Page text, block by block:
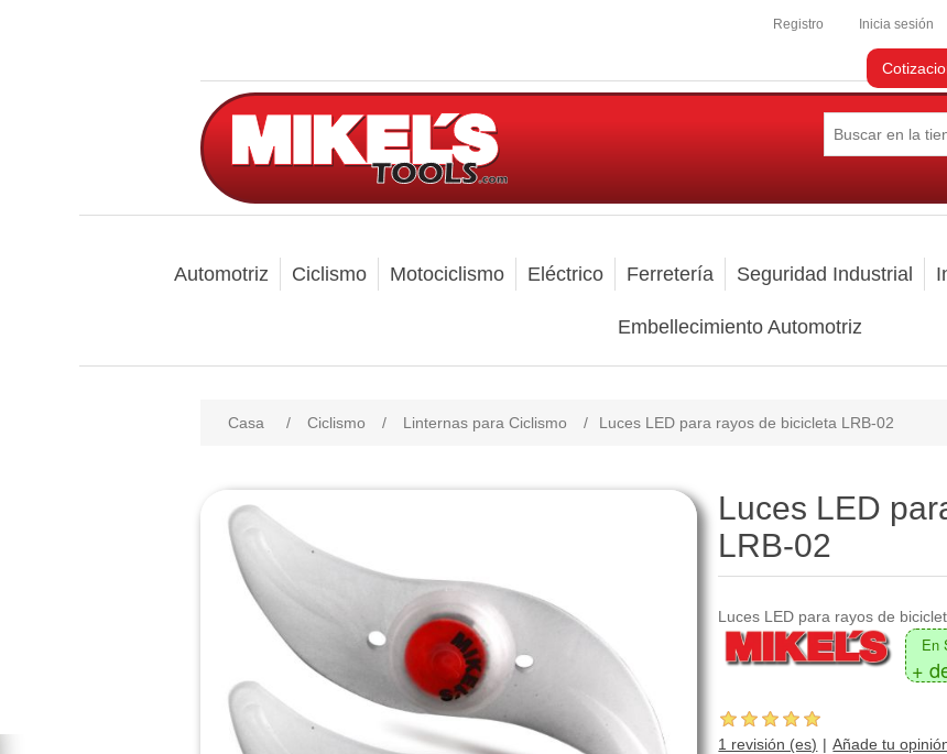
Registro Inicia sesión
Automotriz Ciclismo Motociclismo Eléctrico Ferretería Seguridad Industrial
Embellecimiento Automotriz
Casa / Ciclismo / Linternas para Ciclismo / Luces LED para rayos de bicicleta LRB-02
Luces LED
LRB-02
Luces LED para rayos de
En
+
1 revisión (es) Añade tu